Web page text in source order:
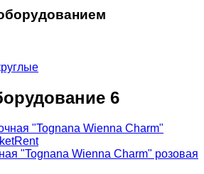
6
"Tognana Wienna Charm" розовая